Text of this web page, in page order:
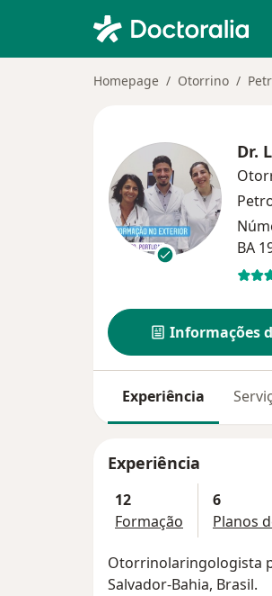
Homepage Otorrino
Dr.
BA
Informações
Experiência
Experiência
12
Formação
6
Planos
Otorrinolaringologista
Salvador-Bahia, Brasil.